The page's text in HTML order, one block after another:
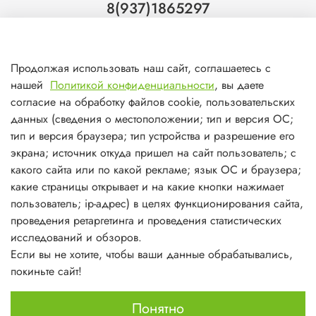
О магазине
Информация
Личный кабинет
8(937)1865297
Самара (ТЦ МегаМебель)
8(927)7360008
Самара (ст.м. Победа)
Продолжая использовать наш сайт, соглашаетесь с
нашей Политикой конфиденциальности, вы даете
согласие на обработку файлов cookie, пользовательских
данных (сведения о местоположении; тип и версия ОС;
тип и версия браузера; тип устройства и разрешение его
экрана; источник откуда пришел на сайт пользователь; с
какого сайта или по какой рекламе; язык ОС и браузера;
какие страницы открывает и на какие кнопки нажимает
пользователь; ip-адрес) в целях функционирования сайта,
проведения ретаргетинга и проведения статистических
исследований и обзоров.
Если вы не хотите, чтобы ваши данные обрабатывались,
покиньте сайт!
Понятно